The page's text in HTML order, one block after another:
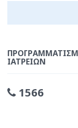
ΙΑΤΡΕΊΩΝ
1566